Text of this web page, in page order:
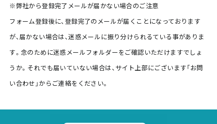
※弊社から登録完了メールが届かない場合のご注意
フォーム登録後に、登録完了のメールが届くことになっております
が、届かない場合は、迷惑メールに振り分けられるている事がありま
す。念のために迷惑メールフォルダーをご確認いただけますでしょ
うか。それでも届いていない場合は、サイト上部にございます「お問
い合わせ」からご連絡をください。